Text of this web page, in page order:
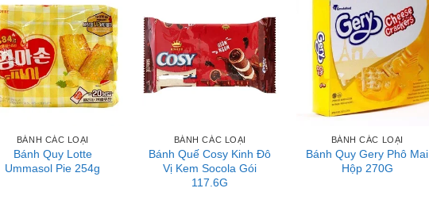
ván sàn
đầu tư chứng khoán
Vụ Đăng Ký Kinh Doanh
BÁNH CÁC LOẠI
Bánh Quy Lotte
Ummasol Pie 254g
BÁNH CÁC LOẠI
Bánh Quế Cosy Kinh Đô
Vị Kem Socola Gói
117.6G
BÁNH CÁC LOẠI
Bánh Quy Gery Phô Mai
Hộp 270G